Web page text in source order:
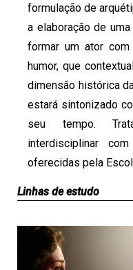
formulação de
a elaboração de
formar um ator
humor, que
dimensão histórica
estará sintonizado
seu tempo.
interdisciplinar
oferecidas pela
Linhas de estudo